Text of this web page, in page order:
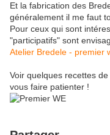
Et la fabrication des
généralement il me faut
Pour ceux qui sont
"participatifs" sont
Atelier Bredele - premier
Voir quelques recettes
vous faire patienter !